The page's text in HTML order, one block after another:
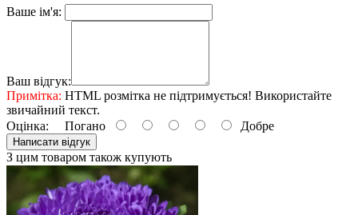
Ваше ім'я:
Ваш відгук:
Примітка: HTML розмітка не підтримується! Використайте
звичайний текст.
Оцінка: Погано Добре
Написати відгук
З цим товаром також купують